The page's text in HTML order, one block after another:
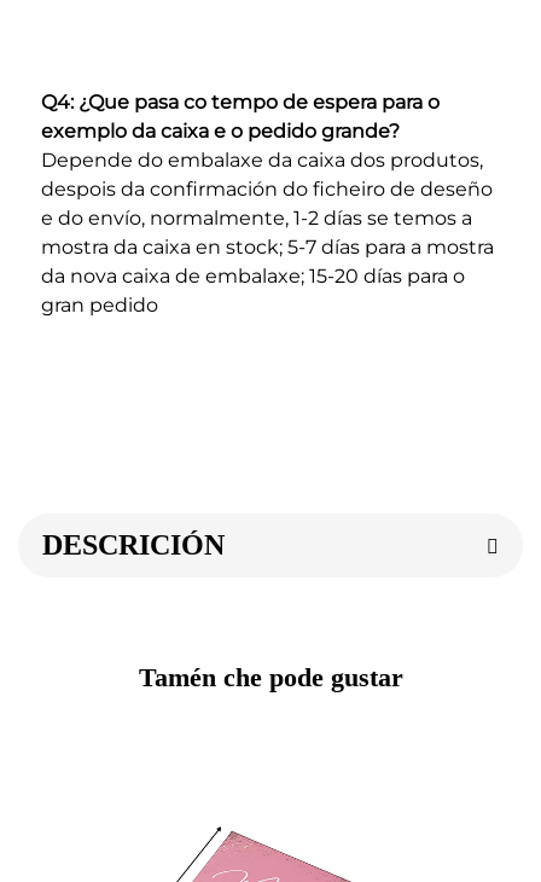
Q4: ¿Que pasa co tempo de espera para o
exemplo da caixa e o pedido grande?
Depende do embalaxe da caixa dos produtos,
despois da confirmación do ficheiro de deseño
e do envío, normalmente, 1-2 días se temos a
mostra da caixa en stock; 5-7 días para a mostra
da nova caixa de embalaxe; 15-20 días para o
gran pedido
DESCRICIÓN
Tamén che pode gustar